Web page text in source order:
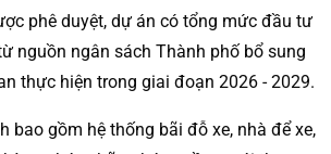
phê duyệt, dự án có tổng mức đầu tư
nguồn ngân sách Thành phố bổ sung
thực hiện trong giai đoạn 2026 - 2029.
bao gồm hệ thống bãi đỗ xe, nhà để xe,